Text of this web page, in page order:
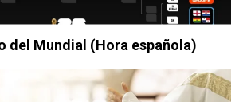
del Mundial (Hora española)